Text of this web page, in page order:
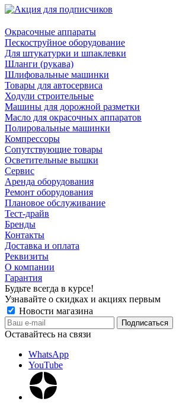
Окрасочные аппараты
Пескоструйное оборудование
Для штукатурки и шпаклевки
Шланги (рукава)
Шлифовальные машинки
Товары для автосервиса
Ходули строительные
Машины для дорожной разметки
Масло для окрасочных аппаратов
Полировальные машинки
Компрессоры
Сопутствующие товары
Осветительные вышки
Сервис
Аренда оборудования
Ремонт оборудования
Плановое обслуживание
Тест-драйв
Бренды
Контакты
Доставка и оплата
Реквизиты
О компании
Гарантия
Будьте всегда в курсе!
Узнавайте о скидках и акциях первым
Новости магазина
Оставайтесь на связи
WhatsApp
YouTube